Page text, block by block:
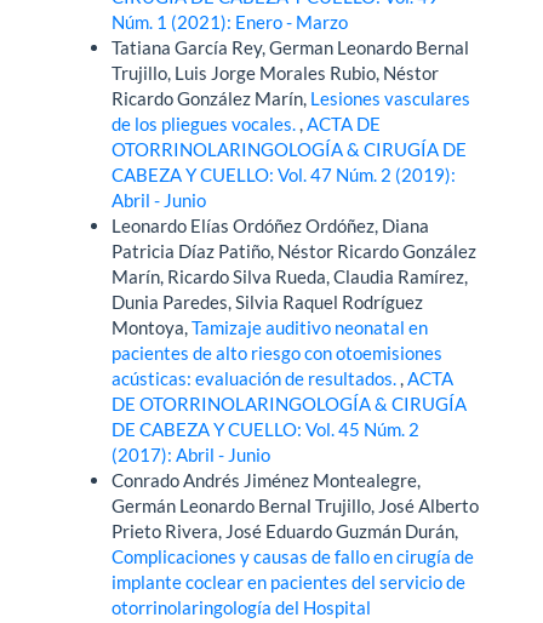
Núm. 1 (2021): Enero - Marzo
Tatiana García Rey, German Leonardo Bernal
Trujillo, Luis Jorge Morales Rubio, Néstor
Ricardo González Marín, Lesiones vasculares
de los pliegues vocales.,ACTA DE
OTORRINOLARINGOLOGÍA & CIRUGÍA DE
CABEZA Y CUELLO: Vol. 47 Núm. 2 (2019):
Abril - Junio
Leonardo Elías Ordóñez Ordóñez, Diana
Patricia Díaz Patiño, Néstor Ricardo González
Marín, Ricardo Silva Rueda, Claudia Ramírez,
Dunia Paredes, Silvia Raquel Rodríguez
Montoya,Tamizaje auditivo neonatal en
pacientes de alto riesgo con otoemisiones
acústicas: evaluación de resultados.,ACTA
DE OTORRINOLARINGOLOGÍA & CIRUGÍA
DE CABEZA Y CUELLO: Vol. 45 Núm. 2
(2017): Abril - Junio
Conrado Andrés Jiménez Montealegre,
Germán Leonardo Bernal Trujillo, José Alberto
Prieto Rivera, José Eduardo Guzmán Durán,
Complicaciones y causas de fallo en cirugía de
implante coclear en pacientes del servicio de
otorrinolaringología del Hospital